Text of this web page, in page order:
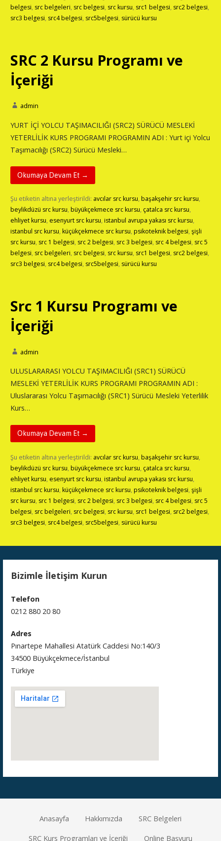
belgesi, src belgeleri, src belgesi, src kursu, src1 belgesi, src2 belgesi,
src3 belgesi, src4 belgesi, src5belgesi, sürücü kursu
SRC 2 Kursu Programı ve
İçeriği
admin
YURT İÇİ YOLCU TAŞIMACILIĞI (SRC2) SÜRÜCÜ MESLEKİ
YETERLİLİK KURS PROGRAMI PROGRAMIN ADI : Yurt içi Yolcu
Taşımacılığı (SRC2) Sürücü Mesleki…
Okumaya Devam Et →
Şu etiketin altına yerleştirildi: avcılar src kursu, başakşehir src kursu,
beylikdüzü src kursu, büyükçekmece src kursu, çatalca src kursu,
ehliyet kursu, esenyurt src kursu, istanbul avrupa yakası src kursu,
istanbul src kursu, küçükçekmece src kursu, psikoteknik belgesi, şişli
src kursu, src 1 belgesi, src 2 belgesi, src 3 belgesi, src 4 belgesi, src 5
belgesi, src belgeleri, src belgesi, src kursu, src1 belgesi, src2 belgesi,
src3 belgesi, src4 belgesi, src5belgesi, sürücü kursu
Src 1 Kursu Programı ve
İçeriği
admin
ULUSLARARASI YOLCU TAŞIMACILIĞI (SRC1) SÜRÜCÜ
MESLEKİ YETERLİLİK KURS PROGRAMI PROGRAMIN ADI :
Uluslararası Yolcu Taşımacılığı (SRC1) Sürücü Mesleki Yeterlilik
Kurs…
Okumaya Devam Et →
Şu etiketin altına yerleştirildi: avcılar src kursu, başakşehir src kursu,
beylikdüzü src kursu, büyükçekmece src kursu, çatalca src kursu,
ehliyet kursu, esenyurt src kursu, istanbul avrupa yakası src kursu,
istanbul src kursu, küçükçekmece src kursu, psikoteknik belgesi, şişli
src kursu, src 1 belgesi, src 2 belgesi, src 3 belgesi, src 4 belgesi, src 5
belgesi, src belgeleri, src belgesi, src kursu, src1 belgesi, src2 belgesi,
src3 belgesi, src4 belgesi, src5belgesi, sürücü kursu
Bizimle İletişim Kurun
Telefon
0212 880 20 80
Adres
Pınartepe Mahallesi Atatürk Caddesi No:140/3
34500 Büyükçekmece/İstanbul
Türkiye
Anasayfa Hakkımızda SRC Belgeleri
SRC Kurs Programları ve İçeriği Online Başvuru